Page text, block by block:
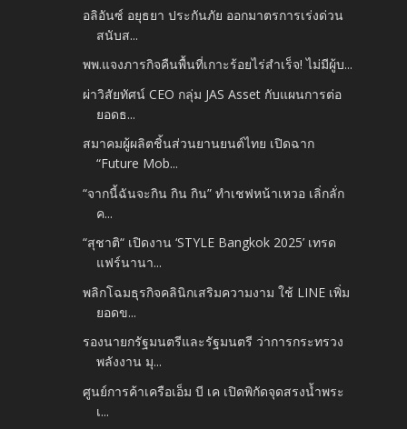
อลิอันซ์ อยุธยา ประกันภัย ออกมาตรการเร่งด่วน
สนับส...
พพ.แจงภารกิจคืนพื้นที่เกาะร้อยไร่สำเร็จ! ไม่มีผู้บ...
ผ่าวิสัยทัศน์ CEO กลุ่ม JAS Asset กับแผนการต่อ
ยอดธ...
สมาคมผู้ผลิตชิ้นส่วนยานยนต์ไทย เปิดฉาก
“Future Mob...
“จากนี้ฉันจะกิน กิน กิน” ทำเชฟหน้าเหวอ เลิ่กลั่ก
ค...
“สุชาติ“ เปิดงาน ‘STYLE Bangkok 2025’ เทรด
แฟร์นานา...
พลิกโฉมธุรกิจคลินิกเสริมความงาม ใช้ LINE เพิ่ม
ยอดข...
รองนายกรัฐมนตรีและรัฐมนตรี ว่าการกระทรวง
พลังงาน มุ...
ศูนย์การค้าเครือเอ็ม บี เค เปิดพิกัดจุดสรงน้ำพระ
เ...